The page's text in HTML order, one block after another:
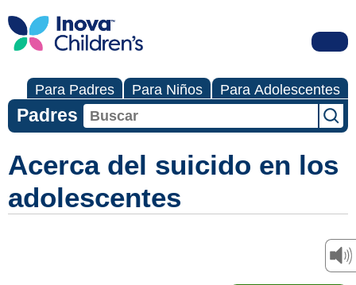
Para Padres Para Niños Para Adolescentes
Padres
Acerca del suicido en los
adolescentes